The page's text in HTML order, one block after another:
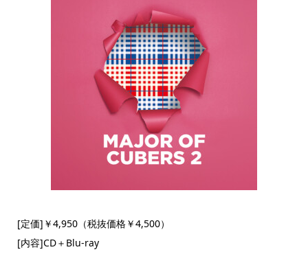
[定価]￥4,950（税抜価格￥4,500）
[内容]CD＋Blu-ray